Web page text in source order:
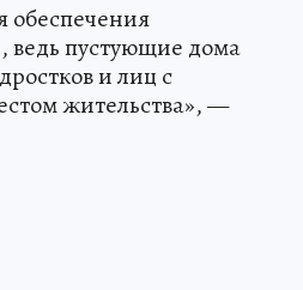
обеспечения
ведь пустующие дома
и лиц с
жительства», —